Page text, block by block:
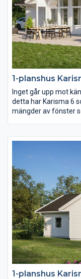
1-planshus
Inget går upp mot
detta har Karisma 6
mängder av fönster
1-planshus